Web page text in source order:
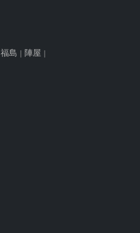
福島 陣屋